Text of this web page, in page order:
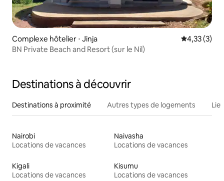
Complexe hôtelier ⋅ Jinja Évaluation
4,33 (3)
BN Private Beach and Resort (sur le Nil)
Destinations à découvrir
Destinations à proximité Autres types de logements
Nairobi
Locations de vacances
Naivasha
Locations de vacances
Kigali
Locations de vacances
Kisumu
Locations de vacances